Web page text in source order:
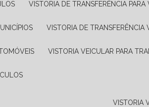
VISTORIA DE TRANSFERÊNCIA
VISTORIA DE
VISTORIA VEICULAR PARA
VISTORIA